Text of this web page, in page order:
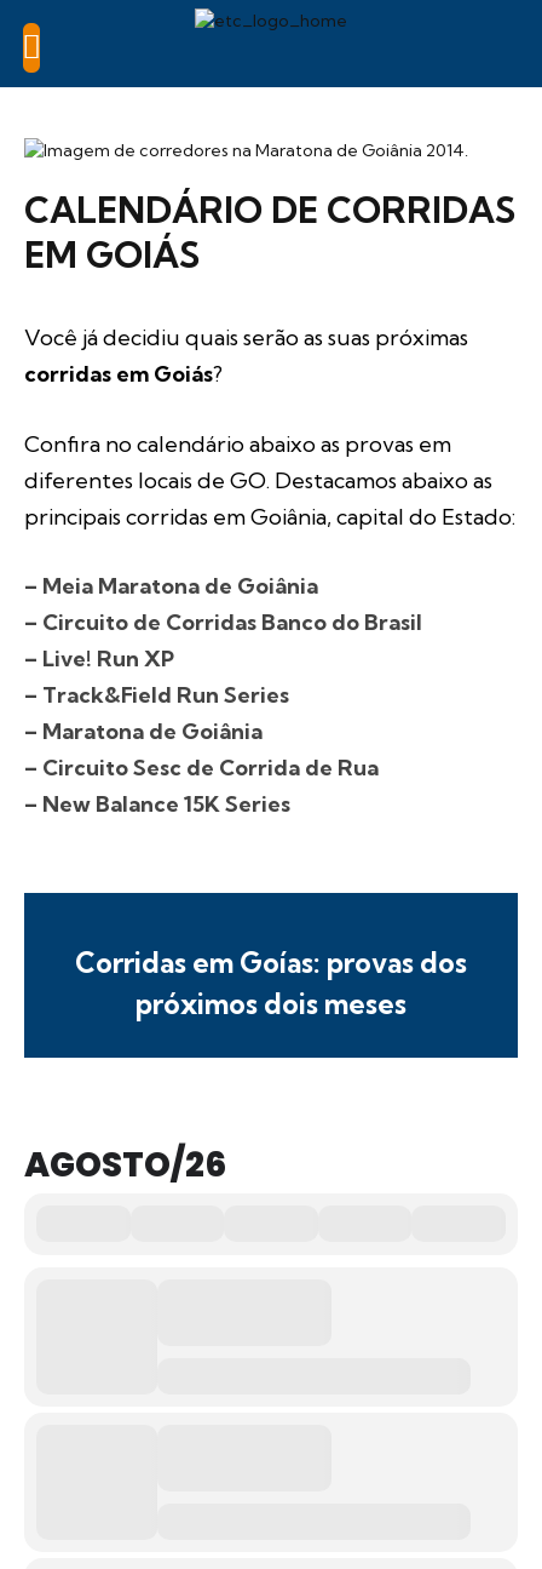
CALENDÁRIO DE CORRIDAS
EM GOIÁS
Você já decidiu quais serão as suas próximas
corridas em Goiás?
Confira no calendário abaixo as provas em
diferentes locais de GO. Destacamos abaixo as
principais corridas em Goiânia, capital do Estado:
– Meia Maratona de Goiânia
– Circuito de Corridas Banco do Brasil
– Live! Run XP
– Track&Field Run Series
– Maratona de Goiânia
– Circuito Sesc de Corrida de Rua
– New Balance 15K Series
Corridas em Goías: provas dos
próximos dois meses
AGOSTO/26